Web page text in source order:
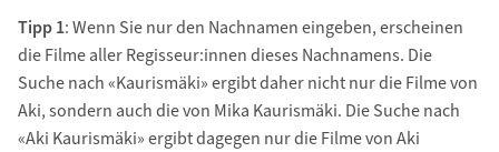
Tipp 1: Wenn Sie nur den Nachnamen eingeben, erscheinen
die Filme aller Regisseur:innen dieses Nachnamens. Die
Suche nach «Kaurismäki» ergibt daher nicht nur die Filme von
Aki, sondern auch die von Mika Kaurismäki. Die Suche nach
«Aki Kaurismäki» ergibt dagegen nur die Filme von Aki